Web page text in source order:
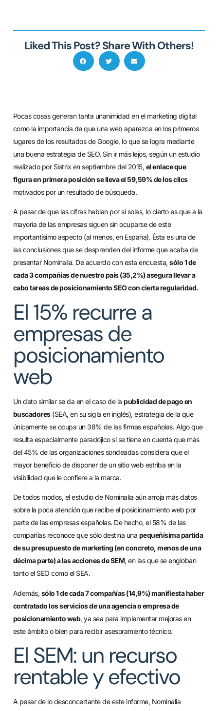
Liked This Post? Share With Others!
Pocas cosas generan tanta unanimidad en el marketing digital
como la importancia de que una web aparezca en los primeros
lugares de los resultados de Google, lo que se logra mediante
una buena estrategia de SEO. Sin ir más lejos, según un estudio
realizado por Sistrix en septiembre del 2015, el enlace que
figura en primera posición se lleva el 59,59% de los clics
motivados por un resultado de búsqueda.
A pesar de que las cifras hablan por sí solas, lo cierto es que a la
mayoría de las empresas siguen sin ocuparse de este
importantísimo aspecto (al menos, en España). Ésta es una de
las conclusiones que se desprenden del informe que acaba de
presentar Nominalia. De acuerdo con esta encuesta,sólo 1 de
cada 3 compañías de nuestro país (35,2%) asegura llevar a
cabo tareas de posicionamiento SEO con cierta regularidad.
El 15% recurre a
empresas de
posicionamiento
web
Un dato similar se da en el caso de lapublicidad de pago en
buscadores(SEA, en su sigla en inglés), estrategia de la que
únicamente se ocupa un 38% de las firmas españolas. Algo que
resulta especialmente paradójico si se tiene en cuenta que más
del 45% de las organizaciones sondeadas considera que el
mayor beneficio de disponer de un sitio web estriba en la
visibilidad que le confiere a la marca.
De todos modos, el estudio de Nominalia aún arroja más datos
sobre la poca atención que recibe el posicionamiento web por
parte de las empresas españolas. De hecho, el 58% de las
compañías reconoce que sólo destina una pequeñísima partida
de su presupuesto de marketing (en concreto, menos de una
décima parte) a las acciones de SEM, en las que se engloban
tanto el SEO como el SEA.
Además, sólo 1 de cada 7 compañías (14,9%) manifiesta haber
contratado los servicios de una agencia o empresa de
posicionamiento web, ya sea para implementar mejoras en
este ámbito o bien para recibir asesoramiento técnico.
El SEM: un recurso
rentable y efectivo
A pesar de lo desconcertante de este informe, Nominalia